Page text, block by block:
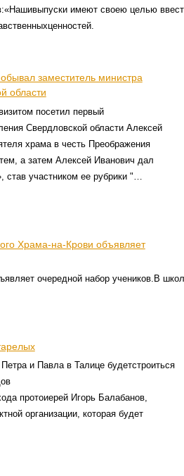
имеют своею целью
заместитель министра
области
посетил первый
Свердловской области Алексей
храма в честь Преображения
а затем Алексей Иванович дал
став участником ее рубрики "…
Храма-на-Крови объявляет
очередной набор учеников.В
и Павла в Талице будетстроиться
протоиерей Игорь Балабанов,
организации, которая будет